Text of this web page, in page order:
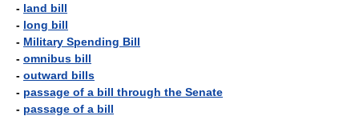
- land bill
- long bill
- Military Spending Bill
- omnibus bill
- outward bills
- passage of a bill through the Senate
- passage of a bill